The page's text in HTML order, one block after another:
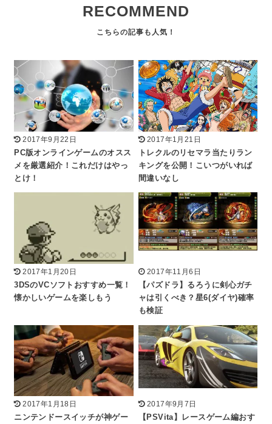
RECOMMEND
2017年9月22日
PC版オンラインゲームのオスス
メを厳選紹介！これだけはやっ
とけ！
2017年1月21日
トレクルのリセマラ当たりラン
キングを公開！こいつがいれば
間違いなし
2017年1月20日
3DSのVCソフトおすすめ一覧！
懐かしいゲームを楽しもう
2017年11月6日
【パズドラ】るろうに剣心ガチ
ャは引くべき？星6(ダイヤ)確率
も検証
2017年1月18日
ニンテンドースイッチが神ゲー
2017年9月7日
【PSVita】レースゲーム編おす